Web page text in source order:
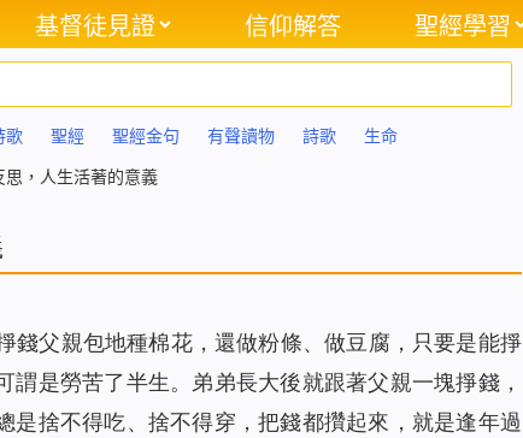
基督徒見證 信仰解答 聖經學習
歌 聖經 聖經金句 有聲讀物 詩歌 生命
，人生活著的意義
錢父親包地種棉花，還做粉條、做豆腐，只要是能掙
是勞苦了半生。弟弟長大後就跟著父親一塊掙錢，
捨不得吃、捨不得穿，把錢都攢起來，就是逢年過